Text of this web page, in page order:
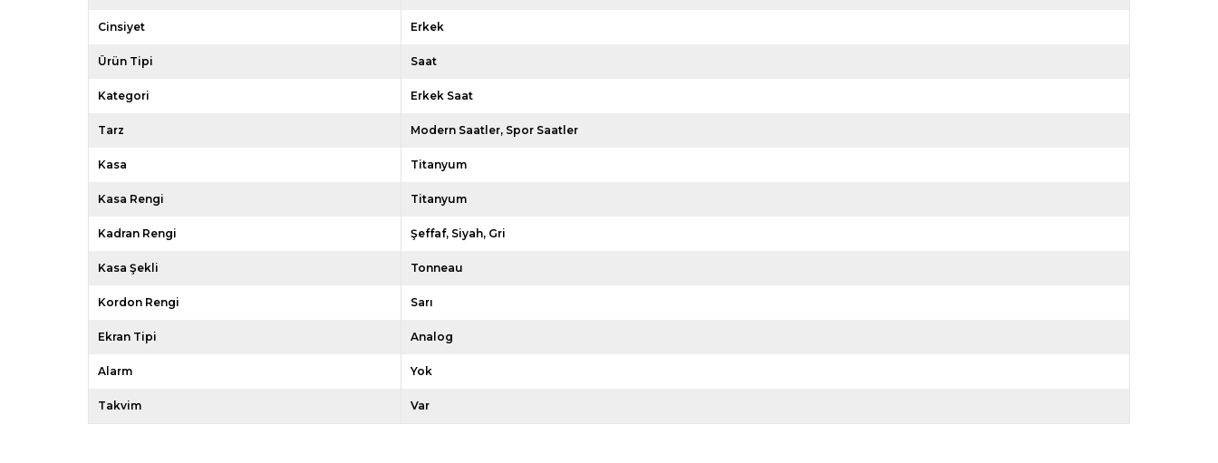
Cinsiyet Erkek
Ürün Tipi Saat
Kategori Erkek Saat
Tarz Modern Saatler Spor Saatler
Kasa Titanyum
Kasa Rengi Titanyum
Kadran Rengi Şeffaf Siyah Gri
Kasa Şekli Tonneau
Kordon Rengi Sarı
Ekran Tipi Analog
Alarm Yok
Takvim Var